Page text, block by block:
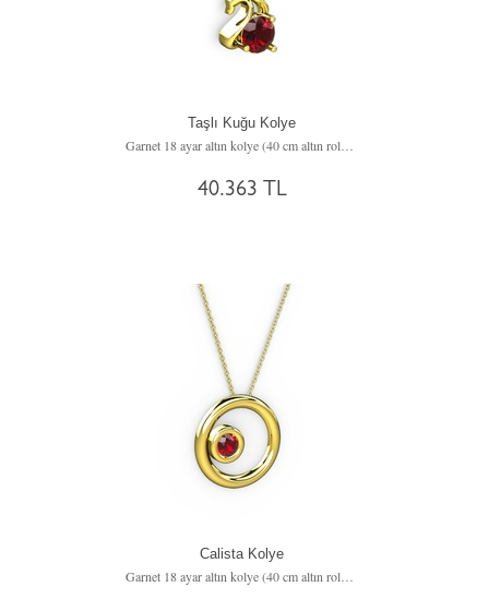
Taşlı Kuğu Kolye
Garnet 18 ayar altın kolye (40 cm altın rolo zincir)
40.363 TL
Calista Kolye
Garnet 18 ayar altın kolye (40 cm altın rolo zincir)